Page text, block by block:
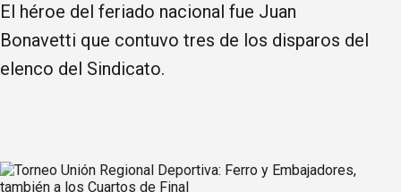
El héroe del feriado nacional fue Juan
Bonavetti que contuvo tres de los disparos del
elenco del Sindicato.